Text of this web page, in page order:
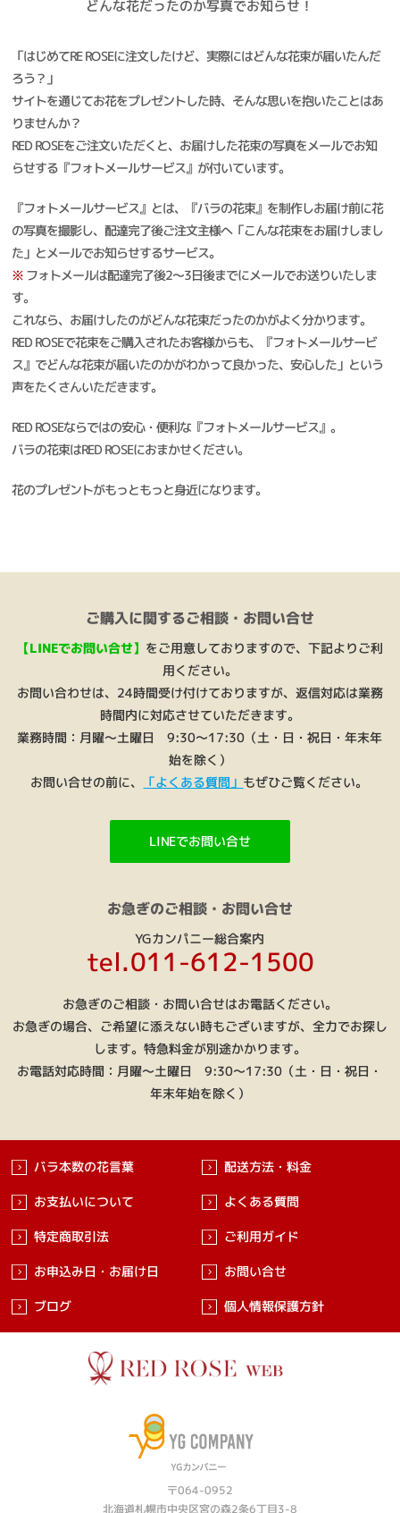
どんな花だったのか写真でお知らせ！
「はじめてRE ROSEに注文したけど、実際にはどんな花束が届いたんだ
ろう？」
サイトを通じてお花をプレゼントした時、そんな思いを抱いたことはあ
りませんか？
RED ROSEをご注文いただくと、お届けした花束の写真をメールでお知
らせする『フォトメールサービス』が付いています。
『フォトメールサービス』とは、『バラの花束』を制作しお届け前に花
の写真を撮影し、配達完了後ご注文主様へ「こんな花束をお届けしまし
た」とメールでお知らせするサービス。
※ フォトメールは配達完了後2～3日後までにメールでお送りいたしま
す。
これなら、お届けしたのがどんな花束だったのかがよく分かります。
RED ROSEで花束をご購入されたお客様からも、『フォトメールサービ
ス』でどんな花束が届いたのかがわかって良かった、安心した」という
声をたくさんいただきます。
RED ROSEならではの安心・便利な『フォトメールサービス』。
バラの花束はRED ROSEにおまかせください。
花のプレゼントがもっともっと身近になります。
ご購入に関するご相談・お問い合せ
【LINEでお問い合せ】 をご用意しておりますので、下記よりご利
用ください。
お問い合わせは、24時間受け付けておりますが、返信対応は業務
時間内に対応させていただきます。
業務時間：月曜～土曜日 9:30～17:30（土・日・祝日・年末年
始を除く）
お問い合せの前に、 「よくある質問」 もぜひご覧ください。
LINEでお問い合せ
お急ぎのご相談・お問い合せ
YGカンパニー総合案内
tel.011-612-1500
お急ぎのご相談・お問い合せはお電話ください。
お急ぎの場合、ご希望に添えない時もございますが、全力でお探し
します。特急料金が別途かかります。
お電話対応時間：月曜～土曜日 9:30～17:30（土・日・祝日・
年末年始を除く）
バラ本数の花言葉 配送方法・料金
お支払いについて よくある質問
特定商取引法 ご利用ガイド
お申込み日・お届け日 お問い合せ
ブログ 個人情報保護方針
〒064-0952
北海道札幌市中央区宮の森2条6丁目3-8